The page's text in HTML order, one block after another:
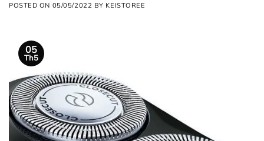
POSTED ON 05/05/2022 BY KEISTOREE
05
Th5